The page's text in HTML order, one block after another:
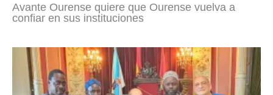
Avante Ourense quiere que Ourense vuelva a
confiar en sus instituciones